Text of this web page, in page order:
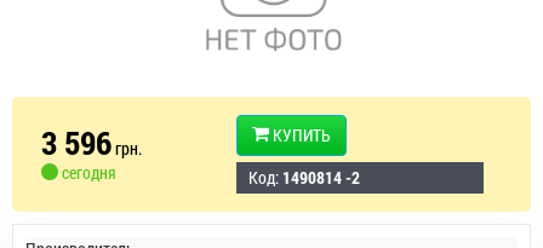
3 596грн.
сегодня
КУПИТЬ
Код: 1490814 -2